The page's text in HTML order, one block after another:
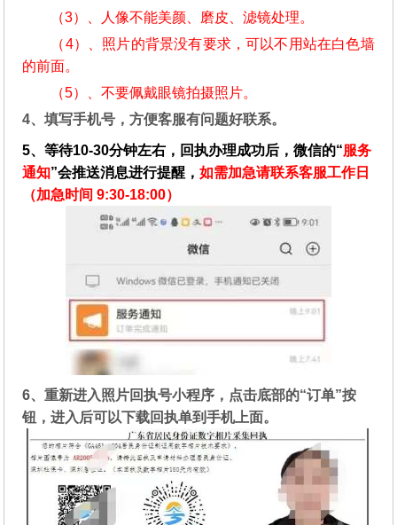
（3）、人像不能美颜、磨皮、滤镜处理。
（4）、照片的背景没有要求，可以不用站在白色墙
的前面。
（5）、不要佩戴眼镜拍摄照片。
4、填写手机号，方便客服有问题好联系。
5、等待10-30分钟左右，回执办理成功后，微信的“服务
通知”会推送消息进行提醒，如需加急请联系客服工作日
（加急时间 9:30-18:00）
6、重新进入照片回执号小程序，点击底部的“订单”按
钮，进入后可以下载回执单到手机上面。